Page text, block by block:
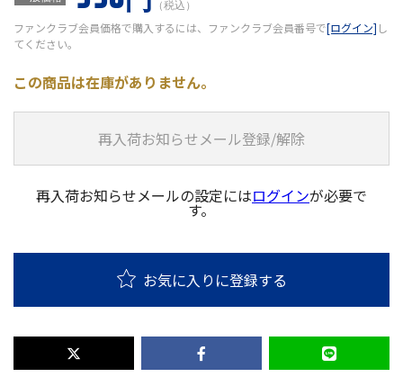
（税込）
ファンクラブ会員価格で購入するには、ファンクラブ会員番号で[ログイン] し
てください。
この商品は在庫がありません。
再入荷お知らせメール登録/解除
再入荷お知らせメールの設定にはログインが必要で
す。
お気に入りに登録する